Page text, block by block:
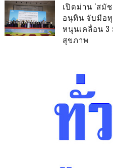
เปิดม่าน ‘สมั
อนุทิน จับมือ
หนุนเคลื่อน 3
สุขภาพ